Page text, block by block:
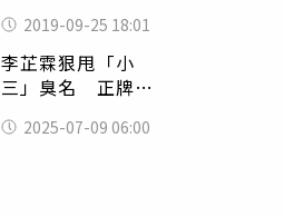
子吞2.5億棄養
2019-09-25 18:01
李芷霖狠甩「小
三」臭名 正牌造
接回家
2025-07-09 06:00